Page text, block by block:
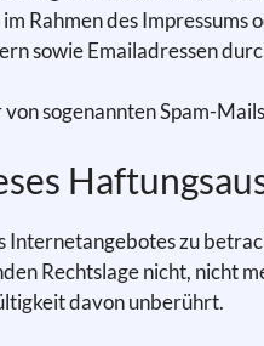
Rahmen des
sowie Emailadressen
sogenannten Spam-
Internetangebotes zu
Rechtslage nicht, nicht
davon unberührt.